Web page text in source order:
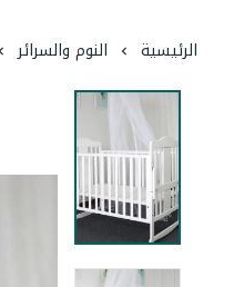
الرئيسية النوم والسرائر